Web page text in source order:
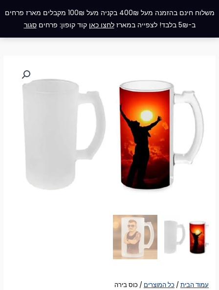
משלוח חינם בהזמנה מעל 400₪ בקניה מעל 100₪ מקבלים מארז פרחים
ב-5₪ בלבד! לצפייה במארז
לחצו כאן קוד קופון: פרחיםסגור
לתוכן
תפריט
עמוד הבית / כל המוצרים / כוס בירה
בירה